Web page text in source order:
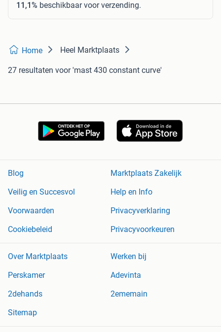
11,1% beschikbaar voor verzending.
Home Heel Marktplaats
27 resultaten voor 'mast 430 constant curve'
Blog
Marktplaats Zakelijk
Veilig en Succesvol
Help en Info
Voorwaarden
Privacyverklaring
Cookiebeleid
Privacyvoorkeuren
Over Marktplaats
Werken bij
Perskamer
Adevinta
2dehands
2ememain
Sitemap